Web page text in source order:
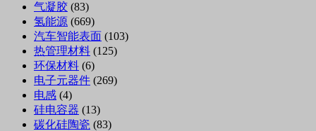
气凝胶 (83)
氢能源 (669)
汽车智能表面 (103)
热管理材料 (125)
环保材料 (6)
电子元器件 (269)
电感 (4)
硅电容器 (13)
碳化硅陶瓷 (83)